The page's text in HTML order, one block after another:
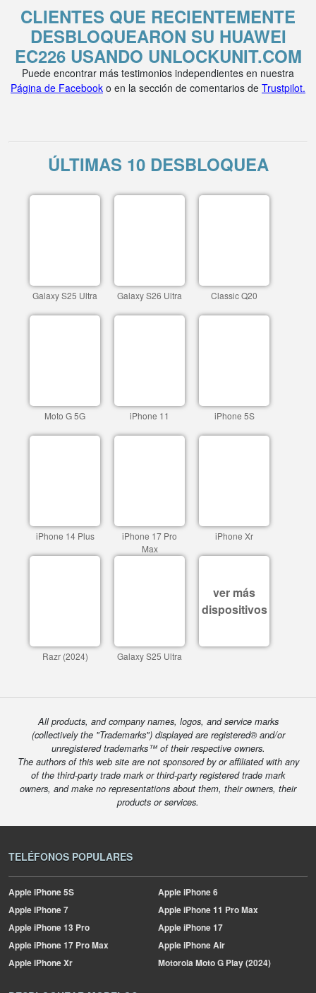
CLIENTES QUE RECIENTEMENTE
DESBLOQUEARON SU HUAWEI
EC226 USANDO UNLOCKUNIT.COM
Puede encontrar más testimonios independientes en nuestra
Página de Facebook o en la sección de comentarios de Trustpilot.
ÚLTIMAS 10 DESBLOQUEA
Galaxy S25 Ultra Galaxy S26 Ultra Classic Q20
Moto G 5G iPhone 11 iPhone 5S
iPhone 14 Plus
iPhone 17 Pro
Max
iPhone Xr
Razr (2024) Galaxy S25 Ultra
ver más
dispositivos
All products, and company names, logos, and service marks
(collectively the "Trademarks") displayed are registered® and/or
unregistered trademarks™ of their respective owners.
The authors of this web site are not sponsored by or affiliated with any
of the third-party trade mark or third-party registered trade mark
owners, and make no representations about them, their owners, their
products or services.
TELÉFONOS POPULARES
AppleiPhone 5S AppleiPhone 6
AppleiPhone 7 AppleiPhone 11 Pro Max
AppleiPhone 13 Pro AppleiPhone 17
AppleiPhone 17 Pro Max AppleiPhone Air
AppleiPhone Xr MotorolaMoto G Play (2024)